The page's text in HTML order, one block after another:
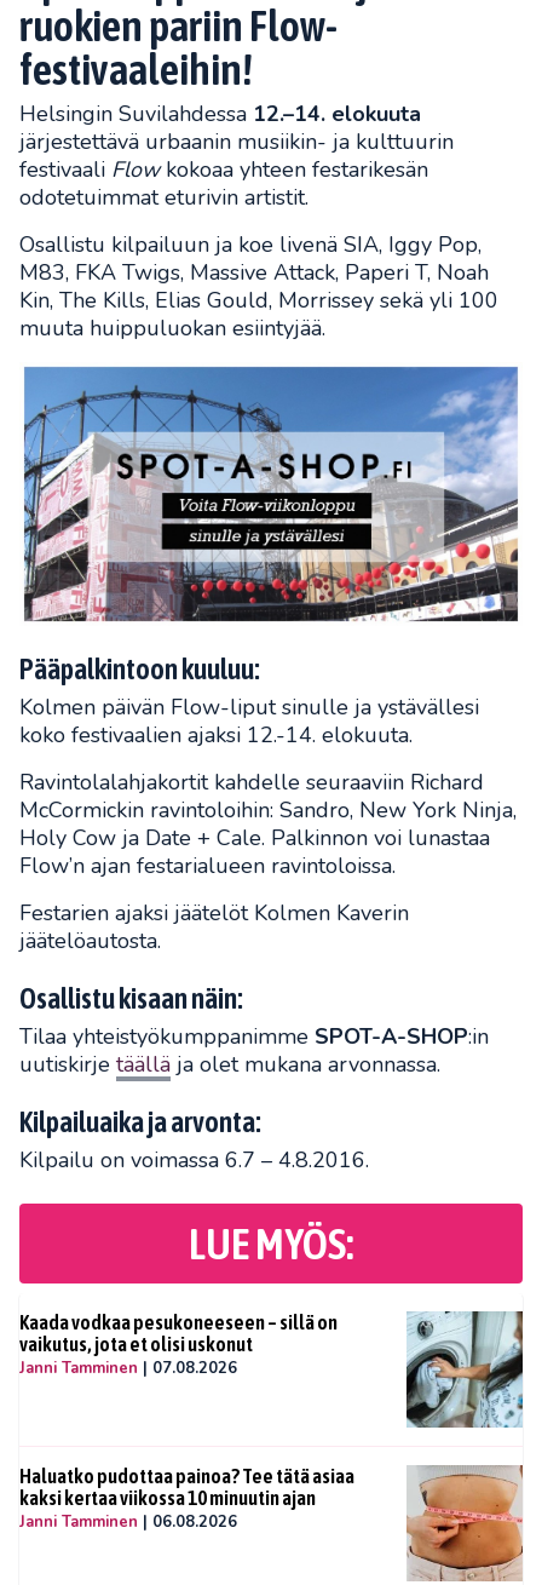
ruokien pariin Flow-
festivaaleihin!
Helsingin Suvilahdessa 12.–14. elokuuta
järjestettävä urbaanin musiikin- ja kulttuurin
festivaali Flowkokoaa yhteen festarikesän
odotetuimmat eturivin artistit.
Osallistu kilpailuun ja koe livenä SIA, Iggy Pop,
M83, FKA Twigs, Massive Attack, Paperi T, Noah
Kin, The Kills, Elias Gould, Morrissey sekä yli 100
muuta huippuluokan esiintyjää.
Pääpalkintoon kuuluu:
Kolmen päivän Flow-liput sinulle ja ystävällesi
koko festivaalien ajaksi 12.-14. elokuuta.
Ravintolalahjakortit kahdelle seuraaviin Richard
McCormickin ravintoloihin: Sandro, New York Ninja,
Holy Cow ja Date + Cale. Palkinnon voi lunastaa
Flow’n ajan festarialueen ravintoloissa.
Festarien ajaksi jäätelöt Kolmen Kaverin
jäätelöautosta.
Osallistu kisaan näin:
Tilaa yhteistyökumppanimme SPOT-A-SHOP:in
uutiskirje täällä ja olet mukana arvonnassa.
Kilpailuaika ja arvonta:
Kilpailu on voimassa 6.7 – 4.8.2016.
LUE MYÖS:
Kaada vodkaa pesukoneeseen – sillä on
vaikutus, jota et olisi uskonut
Janni Tamminen | 07.08.2026
Haluatko pudottaa painoa? Tee tätä asiaa
kaksi kertaa viikossa 10 minuutin ajan
Janni Tamminen | 06.08.2026